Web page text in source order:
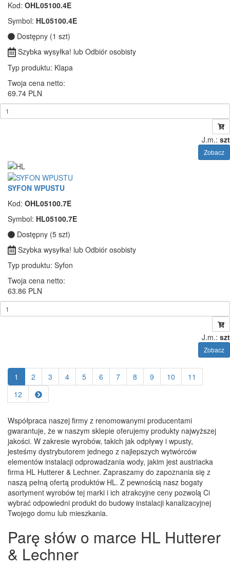
Kod: OHL05100.4E
Symbol: HL05100.4E
Dostępny (1 szt)
Szybka wysyłka! lub Odbiór osobisty
Typ produktu: Klapa
Twoja cena netto:
69.74 PLN
J.m.: szt
Zobacz
SYFON WPUSTU
Kod: OHL05100.7E
Symbol: HL05100.7E
Dostępny (5 szt)
Szybka wysyłka! lub Odbiór osobisty
Typ produktu: Syfon
Twoja cena netto:
63.86 PLN
J.m.: szt
Zobacz
1 2 3 4 5 6 7 8 9 10
11
12
Współpraca naszej firmy z renomowanymi producentami
gwarantuje, że w naszym sklepie oferujemy produkty najwyższej
jakości. W zakresie wyrobów, takich jak odpływy i wpusty,
jesteśmy dystrybutorem jednego z najlepszych wytwórców
elementów instalacji odprowadzania wody, jakim jest austriacka
firma HL Hutterer & Lechner. Zapraszamy do zapoznania się z
naszą pełną ofertą produktów HL. Z pewnością nasz bogaty
asortyment wyrobów tej marki i ich atrakcyjne ceny pozwolą Ci
wybrać odpowiedni produkt do budowy instalacji kanalizacyjnej
Twojego domu lub mieszkania.
Parę słów o marce HL Hutterer
& Lechner